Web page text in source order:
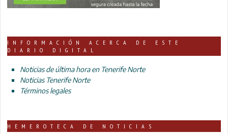
INFORMACIÓN ACERCA DE ESTE
DIARIO DIGITAL
Noticias de última hora en Tenerife Norte
Noticias Tenerife Norte
Términos legales
HEMEROTECA DE NOTICIAS